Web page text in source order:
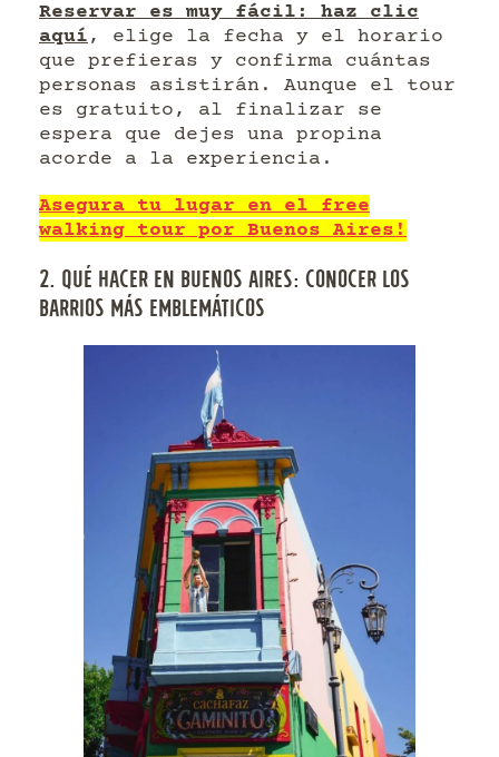
Reservar es muy fácil: haz clic
aquí, elige la fecha y el horario
que prefieras y confirma cuántas
personas asistirán. Aunque el tour
es gratuito, al finalizar se
espera que dejes una propina
acorde a la experiencia.
Asegura tu lugar en el free
walking tour por Buenos Aires!
2. QUÉ HACER EN BUENOS AIRES: CONOCER LOS
BARRIOS MÁS EMBLEMÁTICOS